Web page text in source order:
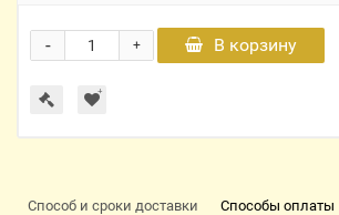
+
- В корзину
Способ и сроки доставки Способы оплаты